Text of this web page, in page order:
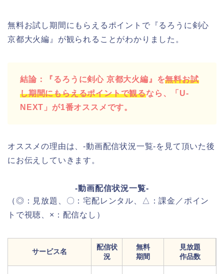
無料お試し期間にもらえるポイントで『るろうに剣心
京都大火編』が観られることがわかりました。
結論：『るろうに剣心 京都大火編』を無料お試
し期間にもらえるポイントで観るなら、「U-
NEXT」が1番オススメです。
オススメの理由は、-動画配信状況一覧-を見て頂いた後
にお伝えしていきます。
-動画配信状況一覧-
（◎：見放題、〇：宅配レンタル、△：課金／ポイン
トで視聴、×：配信なし）
サービス名
配信状
況
無料
期間
見放題
作品数